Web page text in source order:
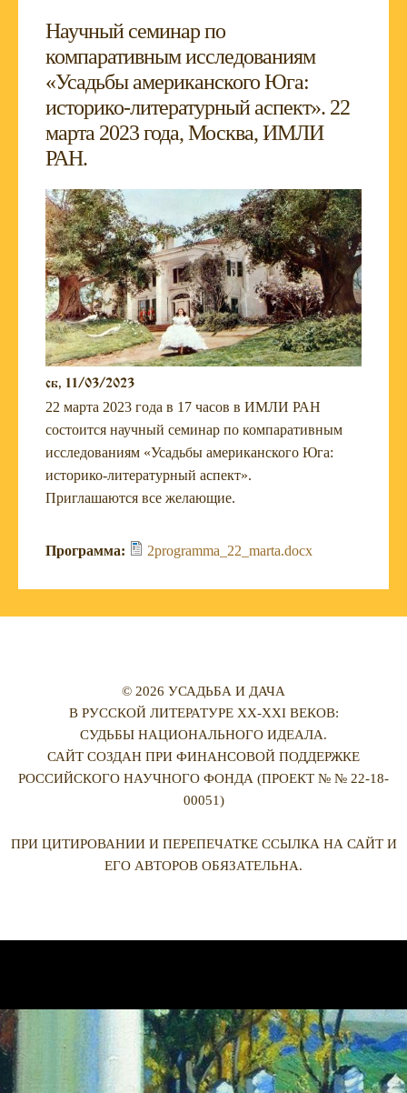
Научный семинар по
компаративным исследованиям
«Усадьбы американского Юга:
историко-литературный аспект». 22
марта 2023 года, Москва, ИМЛИ
РАН.
сб, 11/03/2023
22 марта 2023 года в 17 часов в ИМЛИ РАН
состоится научный семинар по компаративным
исследованиям «Усадьбы американского Юга:
историко-литературный аспект».
Приглашаются все желающие.
Программа: 2programma_22_marta.docx
© 2026 УСАДЬБА И ДАЧА
В РУССКОЙ ЛИТЕРАТУРЕ XX-XXI ВЕКОВ:
СУДЬБЫ НАЦИОНАЛЬНОГО ИДЕАЛА.
САЙТ СОЗДАН ПРИ ФИНАНСОВОЙ ПОДДЕРЖКЕ
РОССИЙСКОГО НАУЧНОГО ФОНДА (ПРОЕКТ № № 22-18-
00051)
ПРИ ЦИТИРОВАНИИ И ПЕРЕПЕЧАТКЕ ССЫЛКА НА САЙТ И
ЕГО АВТОРОВ ОБЯЗАТЕЛЬНА.